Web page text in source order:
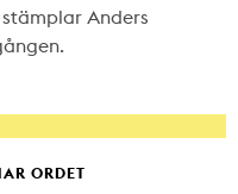
Anders
ORDET